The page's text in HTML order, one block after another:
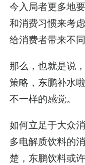
今入局者更多地
和消费习惯来考
给消费者带来不同
那么，也就是说
策略，东鹏补水
不一样的感觉。
如何立足于大众
多电解质饮料的
楚，东鹏饮料或